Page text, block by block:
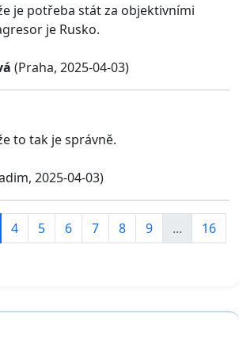
je potřeba stát za objektivními
je Rusko.
(Praha, 2025-04-03)
to tak je správně.
2025-04-03)
4 5 6 7 8 9 ...
16